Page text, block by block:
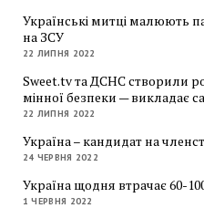
Українські митці малюють
на ЗСУ
22 ЛИПНЯ 2022
Sweet.tv та ДСНС створили
мінної безпеки — викладає
22 ЛИПНЯ 2022
Україна – кандидат на
24 ЧЕРВНЯ 2022
Україна щодня втрачає 60-
1 ЧЕРВНЯ 2022